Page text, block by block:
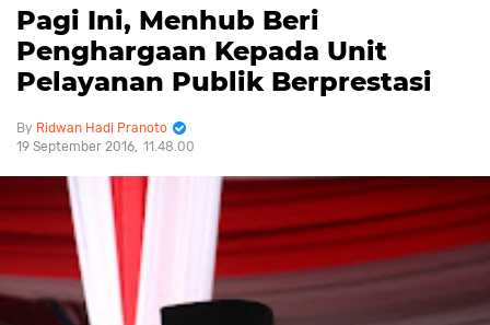
Pagi Ini, Menhub Beri
Penghargaan Kepada Unit
Pelayanan Publik Berprestasi
Ridwan Hadi Pranoto
19 September 2016 11.48.00